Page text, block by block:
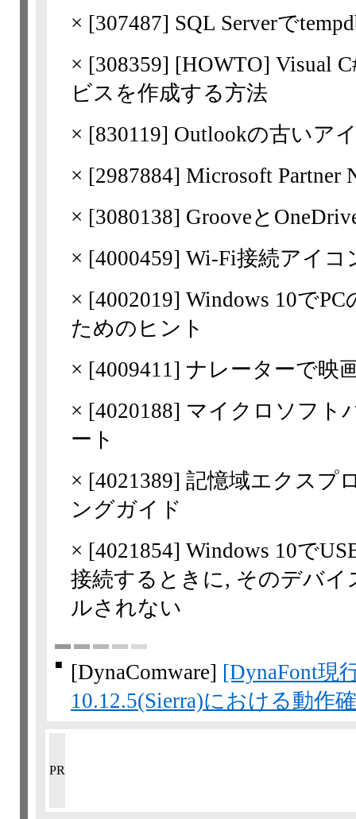
× [307487] SQL Serverで
× [308359] [HOWTO] Visual
ビスを作成する方法
× [830119] Outlookの古いア
× [2987884] Microsoft Partner
× [3080138] Grooveと
× [4000459] Wi-Fi接続アイコ
× [4002019] Windows 10で
ためのヒント
× [4009411] ナレーターで映
× [4020188] マイクロソフト
ート
× [4021389] 記憶域エクスプ
ングガイド
× [4021854] Windows 10で
接続するときに, そのデバ
ルされない
■ [DynaComware] [DynaFont現
10.12.5(Sierra)における動作
PR